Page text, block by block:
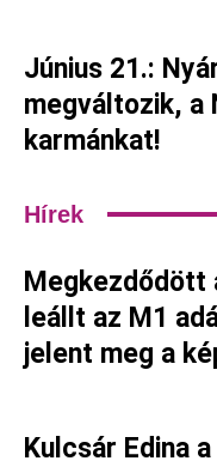
Június 21.:
megváltozik, a
karmánkat!
Hírek
Megkezdődött
leállt az M1
jelent meg a
Kulcsár Edina